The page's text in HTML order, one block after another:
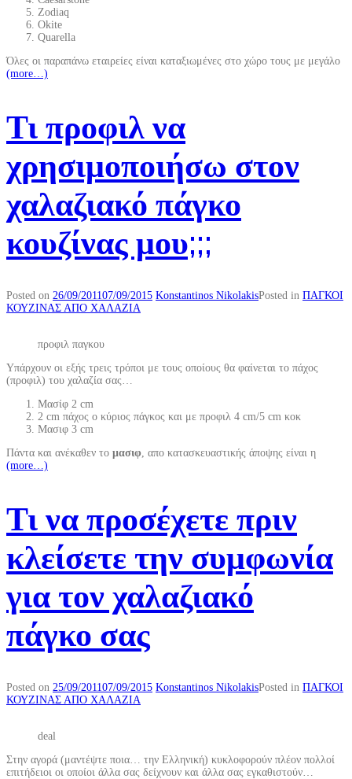
Zodiaq
Okite
Quarella
Όλες οι παραπάνω εταιρείες είναι καταξιωμένες στο χώρο τους με μεγάλο
(more…)
Τι προφιλ να
χρησιμοποιήσω στον
χαλαζιακό πάγκο
κουζίνας μου;;;
Posted on 26/09/201107/09/2015 Konstantinos NikolakisPosted in ΠΑΓΚΟΙ
ΚΟΥΖΙΝΑΣ ΑΠΟ ΧΑΛΑΖΙΑ
προφιλ παγκου
Υπάρχουν οι εξής τρεις τρόποι με τους οποίους θα φαίνεται το πάχος
(προφιλ) του χαλαζία σας…
Μασίφ 2 cm
2 cm πάχος ο κύριος πάγκος και με προφιλ 4 cm/5 cm κοκ
Μασιφ 3 cm
Πάντα και ανέκαθεν το μασιφ, απο κατασκευαστικής άποψης είναι η
(more…)
Τι να προσέχετε πριν
κλείσετε την συμφωνία
για τον χαλαζιακό
πάγκο σας
Posted on 25/09/2011 07/09/2015 Konstantinos NikolakisPosted in ΠΑΓΚΟΙ
ΚΟΥΖΙΝΑΣ ΑΠΟ ΧΑΛΑΖΙΑ
deal
Στην αγορά (μαντέψτε ποια… την Ελληνική) κυκλοφορούν πλέον πολλοί
επιτήδειοι οι οποίοι άλλα σας δείχνουν και άλλα σας εγκαθιστούν…